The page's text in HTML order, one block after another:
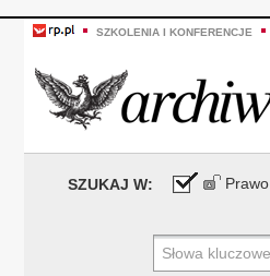
SZKOLENIA I KONFERENCJE
SZUKAJ W: Prawo